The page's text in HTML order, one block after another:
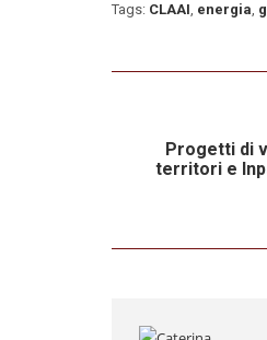
Tags: CLAAI, energia,
Progetti di
territori e